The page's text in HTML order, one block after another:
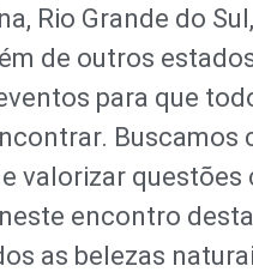
Rio Grande do
de outros
para que
Buscamos
valorizar questões
encontro
as belezas